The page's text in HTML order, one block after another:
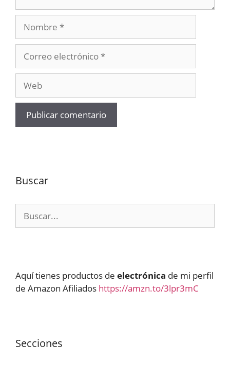
Nombre
electrónico
Buscar
Aquí tienes productos de electrónica de mi perfil
de Amazon Afiliados https://amzn.to/3lpr3mC
Secciones